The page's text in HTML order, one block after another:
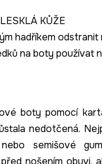
KŮŽE
hadříkem
na boty používat
boty pomocí
nedotčená.
semišové
nošením obuvi,